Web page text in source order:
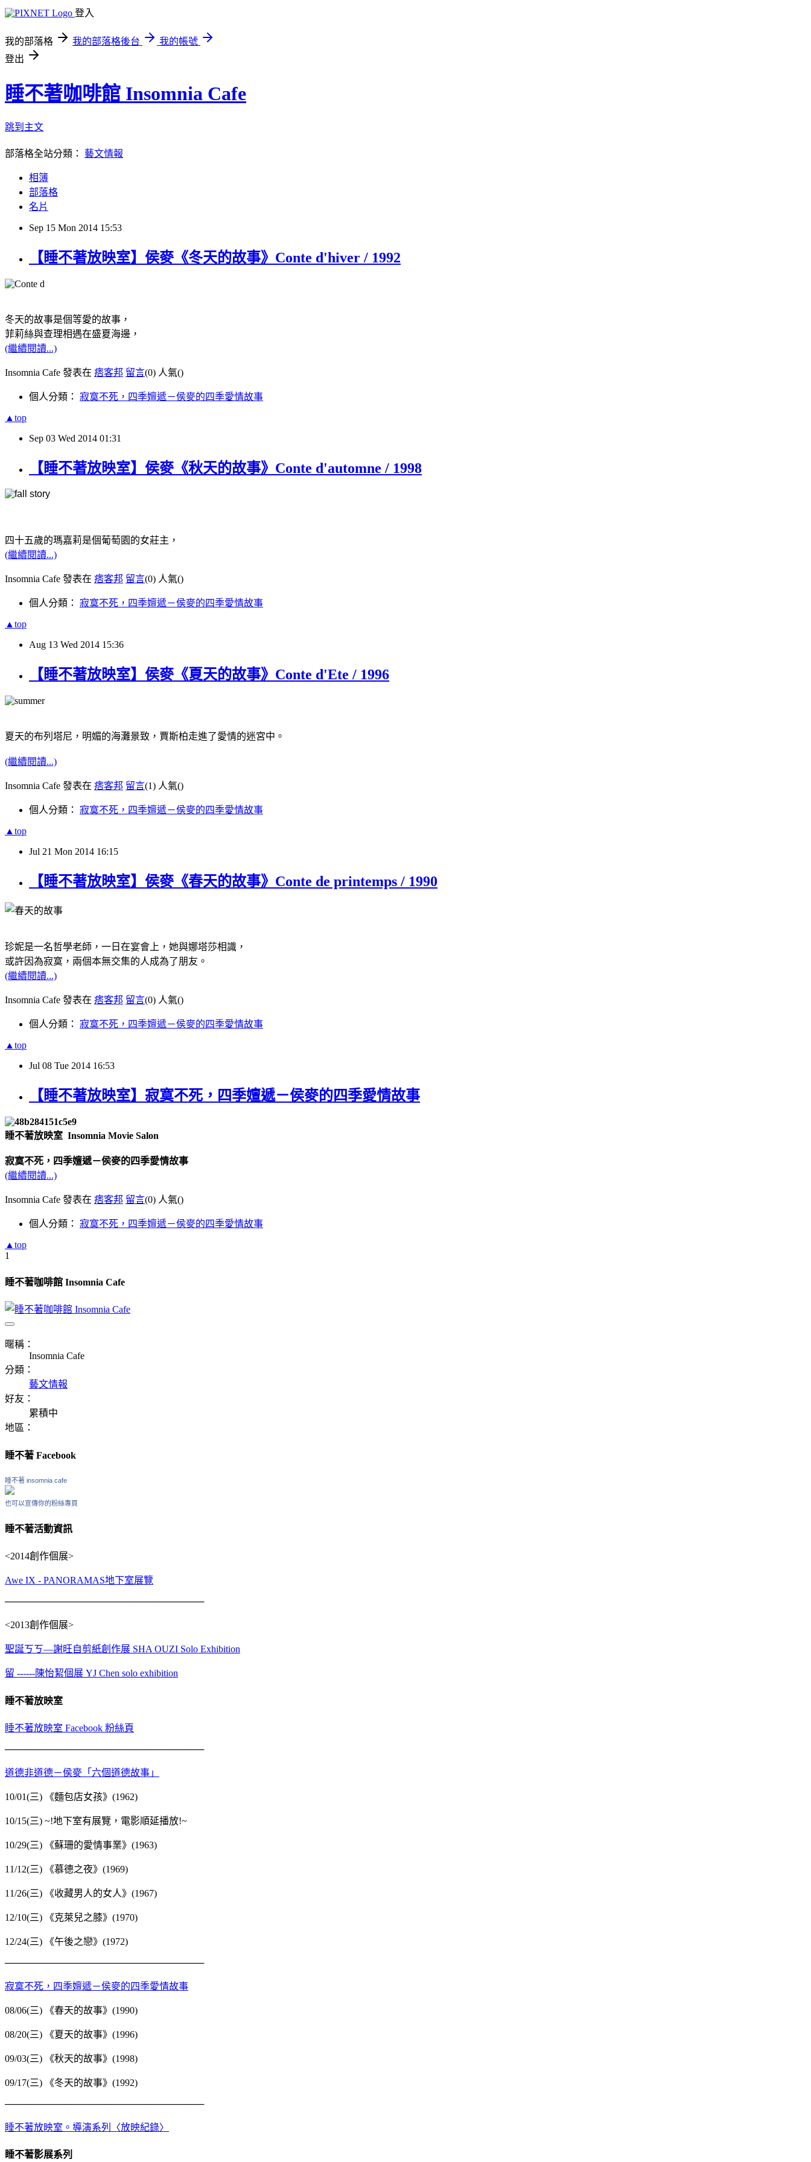
登入
我的部落格 我的部落格後台
我的帳號
登出
睡不著咖啡館 Insomnia Cafe
跳到主文
部落格全站分類： 藝文情報
相簿
部落格
名片
Sep 15 Mon 2014 15:53
【睡不著放映室】侯麥《冬天的故事》Conte d'hiver / 1992
冬天的故事是個等愛的故事，
菲莉絲與查理相遇在盛夏海邊，
(繼續閱讀...)
Insomnia Cafe 發表在 痞客邦 留言(0) 人氣()
個人分類： 寂寞不死，四季嬗遞－侯麥的四季愛情故事
▲top
Sep 03 Wed 2014 01:31
【睡不著放映室】侯麥《秋天的故事》Conte d'automne / 1998
四十五歲的瑪嘉莉是個葡萄園的女莊主，
(繼續閱讀...)
Insomnia Cafe 發表在 痞客邦 留言(0) 人氣()
個人分類： 寂寞不死，四季嬗遞－侯麥的四季愛情故事
▲top
Aug 13 Wed 2014 15:36
【睡不著放映室】侯麥《夏天的故事》Conte d'Ete / 1996
夏天的布列塔尼，明媚的海灘景致，賈斯柏走進了愛情的迷宮中。
(繼續閱讀...)
Insomnia Cafe 發表在 痞客邦 留言(1) 人氣()
個人分類： 寂寞不死，四季嬗遞－侯麥的四季愛情故事
▲top
Jul 21 Mon 2014 16:15
【睡不著放映室】侯麥《春天的故事》Conte de printemps / 1990
珍妮是一名哲學老師，一日在宴會上，她與娜塔莎相識，
或許因為寂寞，兩個本無交集的人成為了朋友。
(繼續閱讀...)
Insomnia Cafe 發表在 痞客邦 留言(0) 人氣()
個人分類： 寂寞不死，四季嬗遞－侯麥的四季愛情故事
▲top
Jul 08 Tue 2014 16:53
【睡不著放映室】寂寞不死，四季嬗遞－侯麥的四季愛情故事
睡不著放映室 Insomnia Movie Salon
寂寞不死，四季嬗遞－侯麥的四季愛情故事
(繼續閱讀...)
Insomnia Cafe 發表在 痞客邦 留言(0) 人氣()
個人分類： 寂寞不死，四季嬗遞－侯麥的四季愛情故事
▲top
1
睡不著咖啡館 Insomnia Cafe
暱稱：
Insomnia Cafe
分類：
藝文情報
好友：
累積中
地區：
睡不著 Facebook
睡不著 insomnia cafe
也可以宣傳你的粉絲專頁
睡不著活動資訊
<2014創作個展>
Awe IX - PANORAMAS地下室展覽
──────────────────────────────
<2013創作個展>
聖誕ㄎㄎ—謝旺自剪紙創作展 SHA OUZI Solo Exhibition
留 ------陳怡絜個展 YJ Chen solo exhibition
睡不著放映室
睡不著放映室 Facebook 粉絲頁
──────────────────────────────
道德非道德－侯麥「六個道德故事」
10/01(三) 《麵包店女孩》(1962)
10/15(三) ~!地下室有展覽，電影順延播放!~
10/29(三) 《蘇珊的愛情事業》(1963)
11/12(三) 《慕德之夜》(1969)
11/26(三) 《收藏男人的女人》(1967)
12/10(三) 《克萊兒之膝》(1970)
12/24(三) 《午後之戀》(1972)
──────────────────────────────
寂寞不死，四季嬗遞－侯麥的四季愛情故事
08/06(三) 《春天的故事》(1990)
08/20(三) 《夏天的故事》(1996)
09/03(三) 《秋天的故事》(1998)
09/17(三) 《冬天的故事》(1992)
──────────────────────────────
睡不著放映室。導演系列〈放映紀錄〉
睡不著影展系列